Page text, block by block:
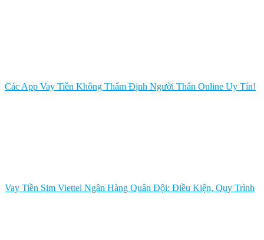
Các App Vay Tiền Không Thẩm Định Người Thân Online Uy Tín!
Vay Tiền Sim Viettel Ngân Hàng Quân Đội: Điều Kiện, Quy Trình